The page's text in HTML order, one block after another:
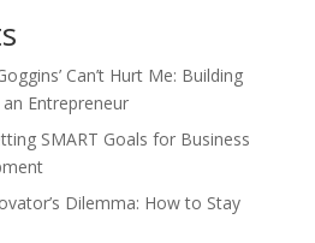
Can’t Hurt Me: Building
Entrepreneur
SMART Goals for Business
Dilemma: How to Stay